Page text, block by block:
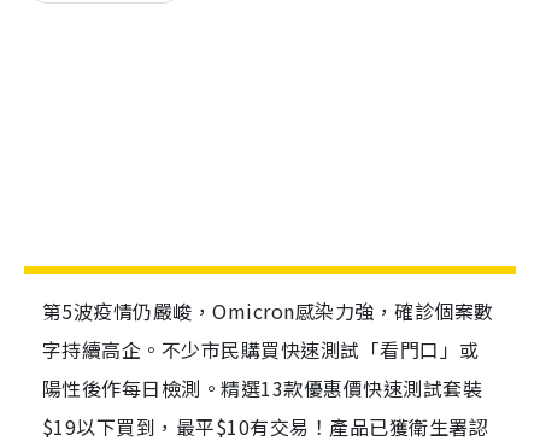
第5波疫情仍嚴峻，Omicron感染力強，確診個案數
字持續高企。不少市民購買快速測試「看門口」或
陽性後作每日檢測。精選13款優惠價快速測試套裝
$19以下買到，最平$10有交易！產品已獲衛生署認